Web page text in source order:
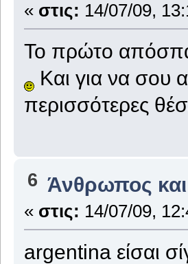
« στις: 14/07/09,
Το πρώτο
Και για να σου
περισσότερες
6 Άνθρωπος
« στις: 14/07/09,
argentina είσαι